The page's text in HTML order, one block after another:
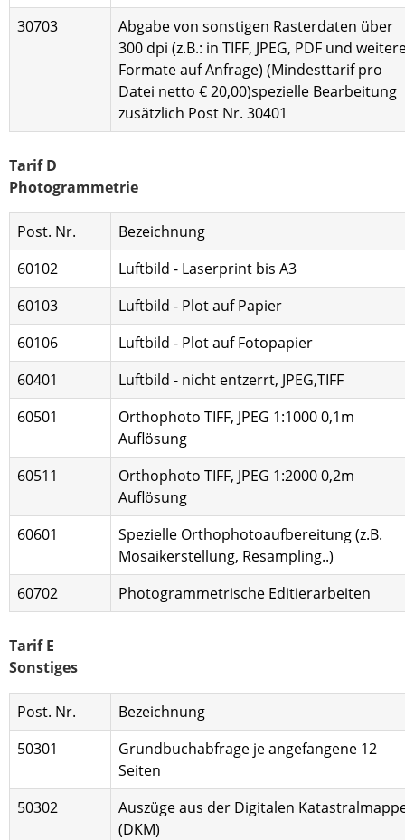
30703
Abgabe von sonstigen Rasterdaten über
300 dpi (z.B.: in TIFF, JPEG, PDF und
Formate auf Anfrage) (Mindesttarif pro
Datei netto € 20,00)spezielle Bearbeitung
zusätzlich Post Nr. 30401
Tarif D
Photogrammetrie
Post. Nr.
Bezeichnung
60102
Luftbild - Laserprint bis A3
60103
Luftbild - Plot auf Papier
60106
Luftbild - Plot auf Fotopapier
60401
Luftbild - nicht entzerrt, JPEG,TIFF
60501
Orthophoto TIFF, JPEG 1:1000 0,1m
Auflösung
60511
Orthophoto TIFF, JPEG 1:2000 0,2m
Auflösung
60601
Spezielle Orthophotoaufbereitung (z.B.
Mosaikerstellung, Resampling..)
60702
Photogrammetrische Editierarbeiten
Tarif E
Sonstiges
Post. Nr.
Bezeichnung
50301
Grundbuchabfrage je angefangene 12
Seiten
50302
Auszüge aus der Digitalen
(DKM)